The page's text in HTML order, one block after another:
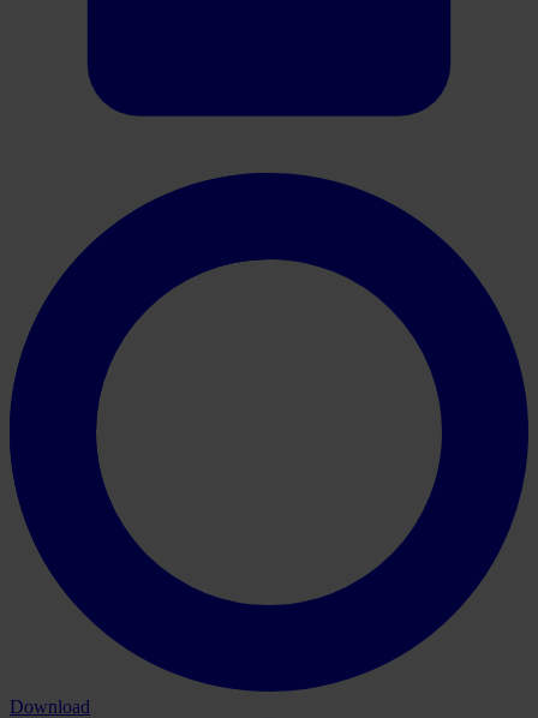
Download